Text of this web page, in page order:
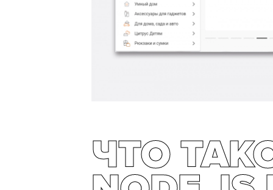
ЧТО